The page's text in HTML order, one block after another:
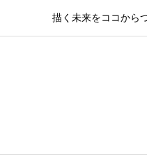
描く未来をココから